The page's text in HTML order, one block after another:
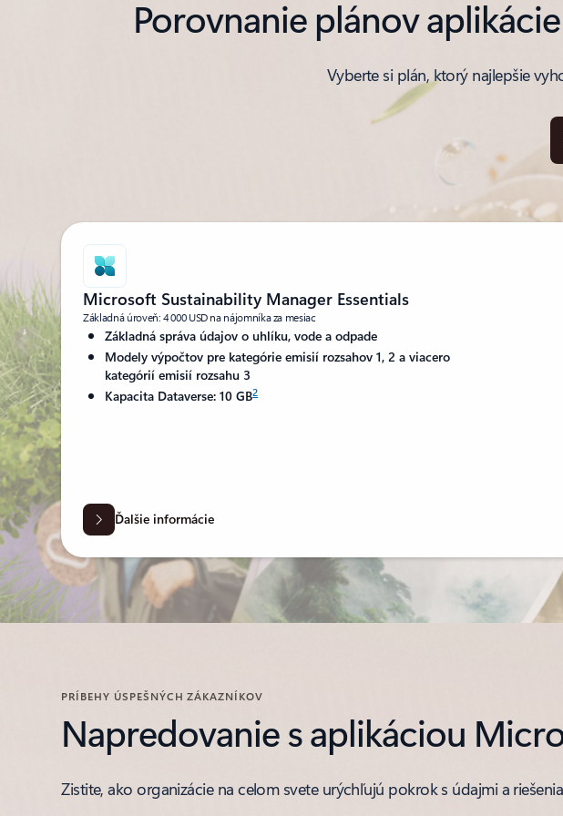
Porovnanie plánov
Vyberte si plán, ktorý najlepšie
Microsoft Sustainability Manager Essentials
Základná úroveň: 4 000 USD na nájomníka za mesiac
Základná správa údajov o uhlíku, vode a odpade
Modely výpočtov pre kategórie emisií rozsahov 1, 2 a viacero
kategórií emisií rozsahu 3
Kapacita Dataverse: 10 GB2
Ďalšie informácie
PRÍBEHY ÚSPEŠNÝCH ZÁKAZNÍKOV
Napredovanie s aplikáciou
Zistite, ako organizácie na celom svete urýchľujú pokrok s údajmi a